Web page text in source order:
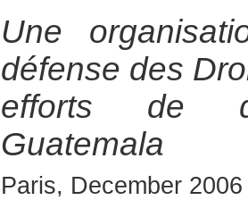
Une
défense des
efforts de
Guatemala
Paris, December 2006